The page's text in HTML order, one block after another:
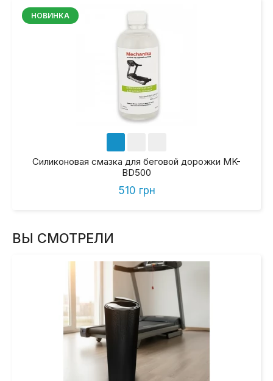
НОВИНКА
Силиконовая смазка для беговой дорожки MK-
BD500
510 грн
ВЫ СМОТРЕЛИ